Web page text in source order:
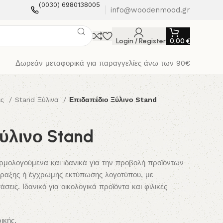
(0030) 6980138005
info@woodenmood.gr
Login / Register 0,00 €
Δωρεάν μεταφορικά για παραγγελίες άνω των 90€
Stand Ξύλινα Επιδαπέδιο Ξύλινο Stand
Stand
και ιδανικά για την προβολή προϊόντων
ή έγχρωμης εκτύπωσης λογοτύπου, με
Ιδανικό για οικολογικά προϊόντα και φιλικές